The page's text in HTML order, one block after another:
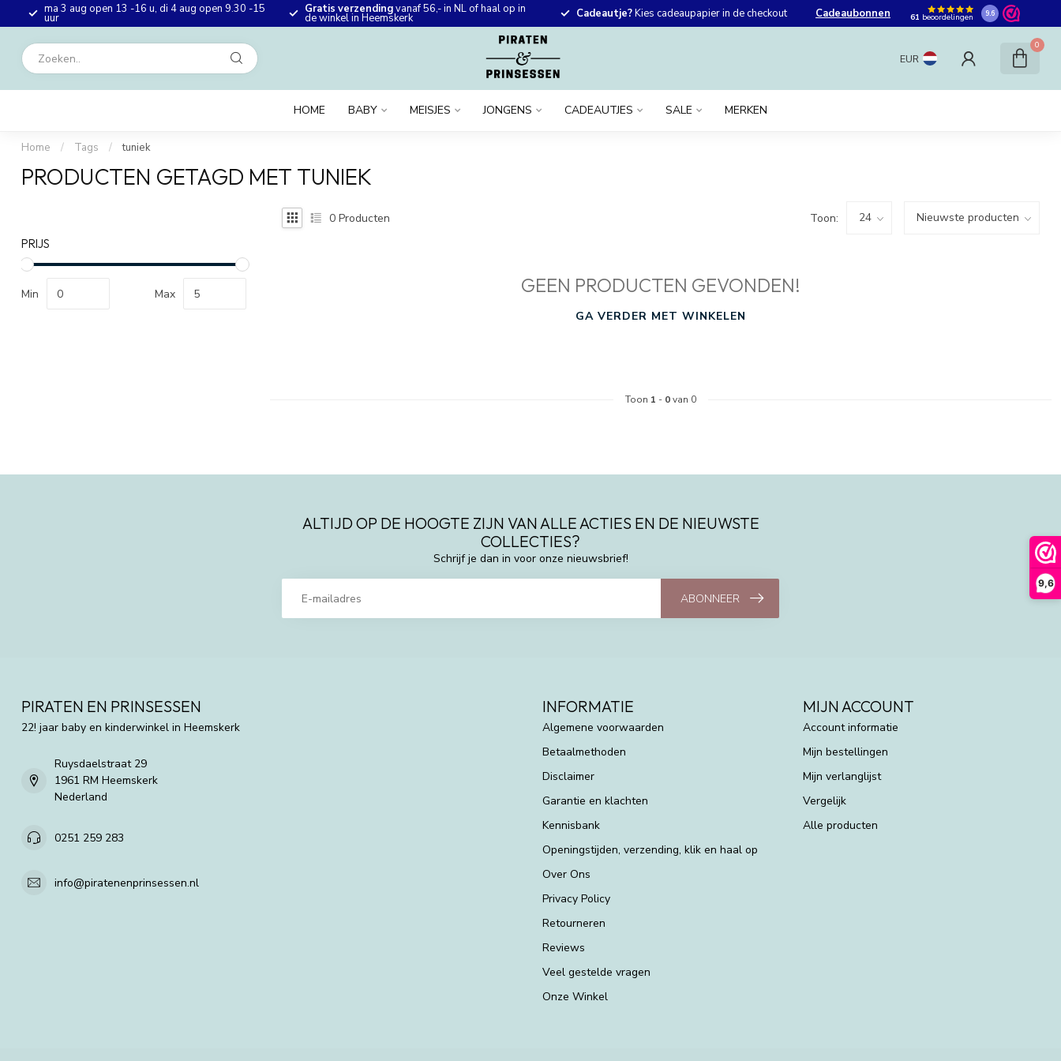
9,6
ma 3 aug open 13 -16 u, di 4 aug open 9.30 -15
uur
Gratis verzendingvanaf 56,- in NL of haal op in
de winkel in Heemskerk Cadeautje?Kies cadeaupapier in de checkout Cadeaubonnen 61 beoordelingen 9.6
EUR
0
HOME BABY MEISJES JONGENS CADEAUTJES SALE MERKEN
Home / Tags / tuniek
PRODUCTEN GETAGD MET TUNIEK
PRIJS
Min Max
0 Producten Toon:
GEEN PRODUCTEN GEVONDEN!
GA VERDER MET WINKELEN
Toon 1 - 0van 0
ALTIJD OP DE HOOGTE ZIJN VAN ALLE ACTIES EN DE NIEUWSTE
COLLECTIES?
Schrijf je dan in voor onze nieuwsbrief!
ABONNEER
PIRATEN EN PRINSESSEN
22! jaar baby en kinderwinkel in Heemskerk
Ruysdaelstraat 29
1961 RM Heemskerk
Nederland
0251 259 283
info@piratenenprinsessen.nl
INFORMATIE
Algemene voorwaarden
Betaalmethoden
Disclaimer
Garantie en klachten
Kennisbank
Openingstijden, verzending, klik en haal op
Over Ons
Privacy Policy
Retourneren
Reviews
Veel gestelde vragen
Onze Winkel
MIJN ACCOUNT
Account informatie
Mijn bestellingen
Mijn verlanglijst
Vergelijk
Alle producten